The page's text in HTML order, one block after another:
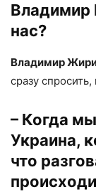
Владимир
нас?
Владимир
сразу
– Когда
Украина,
что